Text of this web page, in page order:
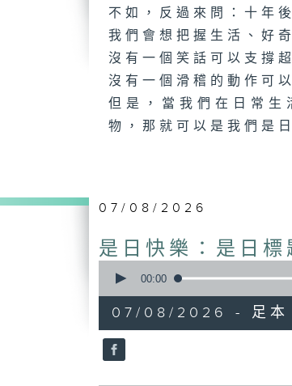
不如，反過來問：十年
我們會想把握生活、好
沒有一個笑話可以支撐
沒有一個滑稽的動作可
但是，當我們在日常生
物，那就可以是我們是
07/08/2026
是日快樂：是日
seconds
hour,
28
minutes,
4
90%
00:00
07/08/2026 - 足